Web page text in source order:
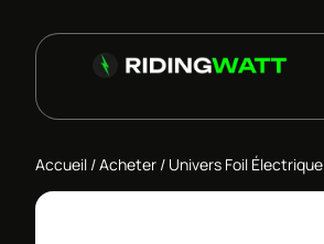
Accueil /Acheter / Univers Foil Électrique